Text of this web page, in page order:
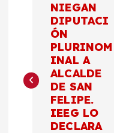
e
NIEGAN
DIPUTACI
ÓN
PLURINOM
INAL A
ALCALDE
DE SAN
FELIPE.
IEEG LO
DECLARA